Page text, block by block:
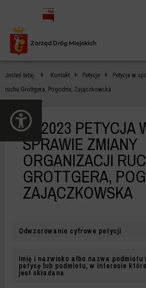
PETYCJA
W
SPRAWIE
ZMIANY
ORGANIZACJI
RUCHU
GROTTGERA,
POGODNA,
ZDM
WARSZAWA
Jesteś tutaj Kontakt Petycje
Petycja w
ruchu Grottgera, Pogodna, Zajączkowska
20/2023 PETYCJA
SPRAWIE ZMIANY
ORGANIZACJI
GROTTGERA,
ZAJĄCZKOWSKA
Odwzorowanie cyfrowe petycji
Imię i nazwisko albo nazwa podmiotu
petycę lub podmiotu, w interesie
jest składana
panel
dostępności